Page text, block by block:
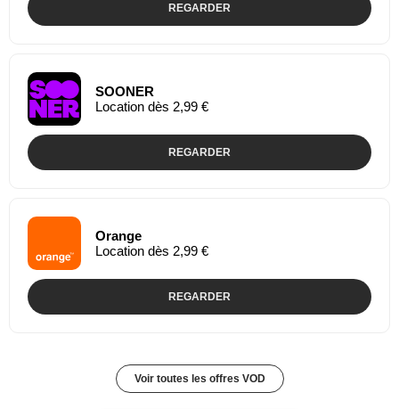
REGARDER
SOONER
Location dès 2,99 €
REGARDER
Orange
Location dès 2,99 €
REGARDER
Voir toutes les offres VOD